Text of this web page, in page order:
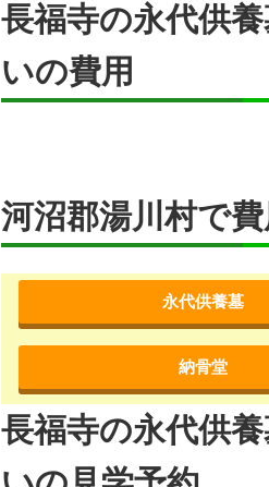
長福寺の永代供
いの費用
河沼郡湯川村で
永代供養墓
納骨堂
長福寺の永代供